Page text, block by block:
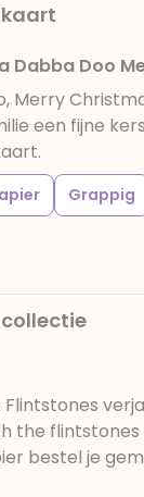
Dabba Doo
Merry
een fijne
Grappig
the
bestel je